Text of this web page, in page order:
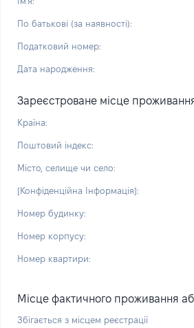
По батькові (за наявності):
Податковий номер:
Дата народження:
Зареєстроване місце
Країна:
Поштовий індекс:
Місто, селище чи село:
[Конфіденційна Інформація]:
Номер будинку:
Номер корпусу:
Номер квартири:
Місце фактичного проживання
Збігається з місцем реєстрації